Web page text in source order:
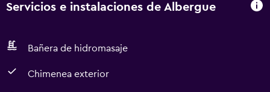
Servicios e instalaciones de Albergue
Bañera de hidromasaje
Chimenea exterior